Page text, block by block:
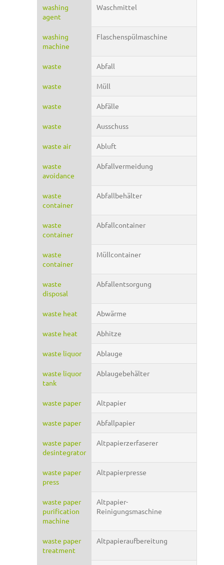
washing
agent
Waschmittel
washing
machine
Flaschenspülmaschine
waste Abfall
waste Müll
waste Abfälle
waste Ausschuss
waste air Abluft
waste
avoidance
Abfallvermeidung
waste
container
Abfallbehälter
waste
container
Abfallcontainer
waste
container
Müllcontainer
waste
disposal
Abfallentsorgung
waste heat Abwärme
waste heat Abhitze
waste liquor Ablauge
waste liquor
tank
Ablaugebehälter
waste paper Altpapier
waste paper Abfallpapier
waste paper
desintegrator
Altpapierzerfaserer
waste paper
press
Altpapierpresse
waste paper
purification
machine
Altpapier-
Reinigungsmaschine
waste paper
treatment
Altpapieraufbereitung